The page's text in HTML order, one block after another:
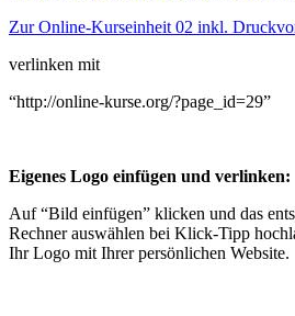
Zur Online-Kurseinheit 02 inkl.
verlinken mit
“http://online-kurse.org/?page_id=29”
Eigenes Logo einfügen und verlinken:
Auf “Bild einfügen” klicken und das
Rechner auswählen bei Klick-Tipp
Ihr Logo mit Ihrer persönlichen Website.